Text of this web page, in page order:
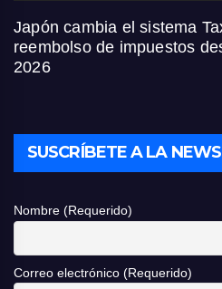
Japón cambia el sistema
reembolso de impuestos
2026
SUSCRÍBETE A LA
Nombre (Requerido)
Correo electrónico (Requerido)